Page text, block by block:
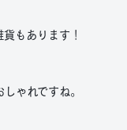
もあります！
ゃれですね。